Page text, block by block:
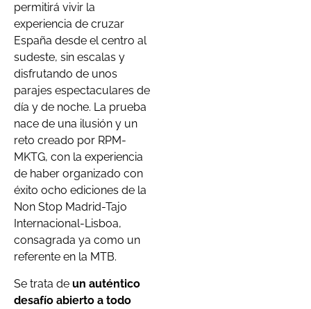
permitirá vivir la
experiencia de cruzar
España desde el centro al
sudeste, sin escalas y
disfrutando de unos
parajes espectaculares de
día y de noche. La prueba
nace de una ilusión y un
reto creado por RPM-
MKTG, con la experiencia
de haber organizado con
éxito ocho ediciones de la
Non Stop Madrid-Tajo
Internacional-Lisboa,
consagrada ya como un
referente en la MTB.
Se trata de un auténtico
desafío abierto a todo